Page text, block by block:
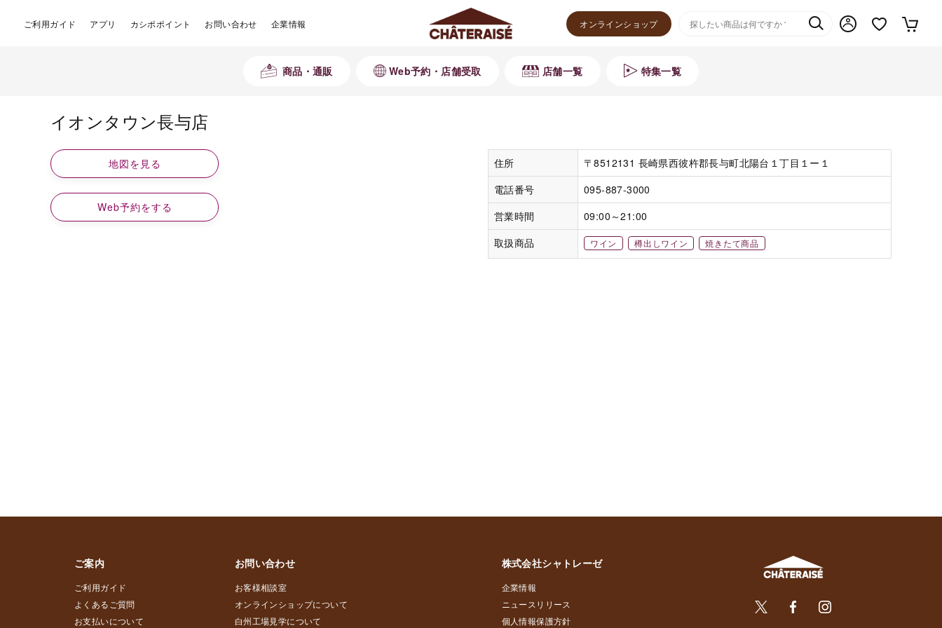
ご利用ガイド アプリ カシポポイント お問い合わせ 企業情報 オンラインショップ
商品・通販 Web予約・店舗受取 店舗一覧 特集一覧
イオンタウン長与店
住所
〒8512131 長崎県西彼杵郡長与町北陽台１丁目１ー１
電話番号
095-887-3000
営業時間
09:00～21:00
取扱商品
ワイン 樽出しワイン 焼きたて商品
地図を見る
Web予約をする
ご案内
ご利用ガイド
よくあるご質問
お支払いについて
お問い合わせ
お客様相談室
オンラインショップについて
白州工場見学について
株式会社シャトレーゼ
企業情報
ニュースリリース
個人情報保護方針